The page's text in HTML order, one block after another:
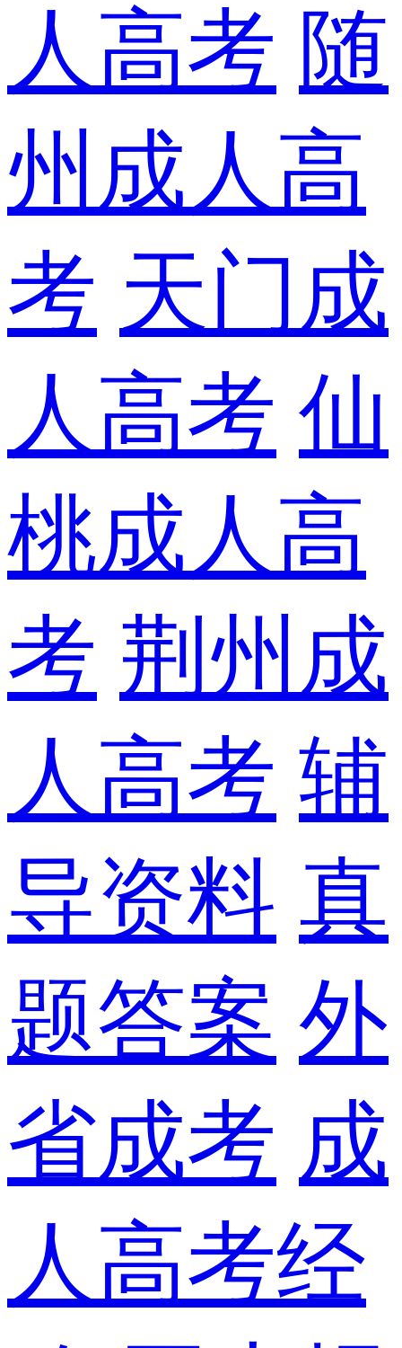
人高考 随
州成人高
考 天门成
人高考 仙
桃成人高
考 荆州成
人高考 辅
导资料 真
题答案 外
省成考 成
人高考经